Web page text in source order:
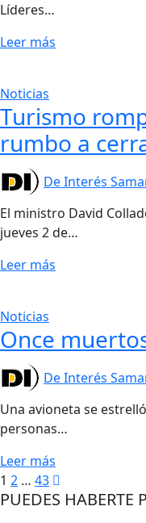
Líderes…
Leer más
Noticias
Turismo
rumbo a
De Interés
El ministro David
jueves 2 de…
Leer más
Noticias
Once
De Interés
Una avioneta se
personas…
Leer más
1 2 … 43
PUEDES HABERTE